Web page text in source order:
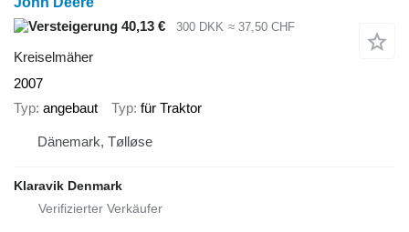
40,13 €
300 DKK ≈ 37,50 CHF
Kreiselmäher
2007
Typ angebaut Typ für Traktor
Dänemark, Tølløse
Klaravik Denmark